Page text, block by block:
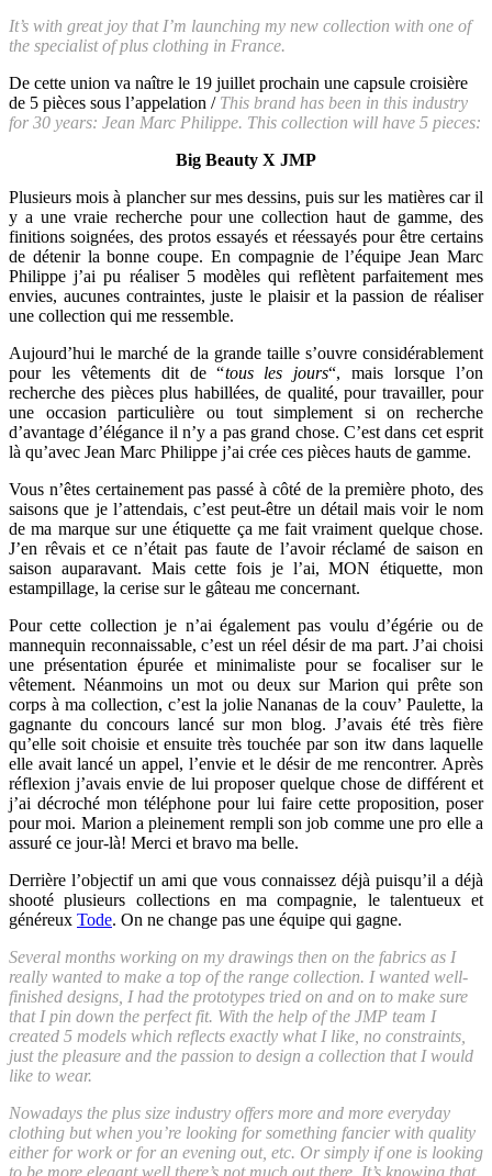
It’s with great joy that I’m launching my new collection with one of
the specialist of plus clothing in France.
De cette union va naître le 19 juillet prochain une capsule croisière
de 5 pièces sous l’appelation /This brand has been in this industry
for 30 years: Jean Marc Philippe. This collection will have 5 pieces:
Big Beauty X JMP
Plusieurs mois à plancher sur mes dessins, puis sur les matières car il
y a une vraie recherche pour une collection haut de gamme, des
finitions soignées, des protos essayés et réessayés pour être certains
de détenir la bonne coupe. En compagnie de l’équipe Jean Marc
Philippe j’ai pu réaliser 5 modèles qui reflètent parfaitement mes
envies, aucunes contraintes, juste le plaisir et la passion de réaliser
une collection qui me ressemble.
Aujourd’hui le marché de la grande taille s’ouvre considérablement
pour les vêtements dit de “tous les jours“, mais lorsque l’on
recherche des pièces plus habillées, de qualité, pour travailler, pour
une occasion particulière ou tout simplement si on recherche
d’avantage d’élégance il n’y a pas grand chose. C’est dans cet esprit
là qu’avec Jean Marc Philippe j’ai crée ces pièces hauts de gamme.
Vous n’êtes certainement pas passé à côté de la première photo, des
saisons que je l’attendais, c’est peut-être un détail mais voir le nom
de ma marque sur une étiquette ça me fait vraiment quelque chose.
J’en rêvais et ce n’était pas faute de l’avoir réclamé de saison en
saison auparavant. Mais cette fois je l’ai, MON étiquette, mon
estampillage, la cerise sur le gâteau me concernant.
Pour cette collection je n’ai également pas voulu d’égérie ou de
mannequin reconnaissable, c’est un réel désir de ma part. J’ai choisi
une présentation épurée et minimaliste pour se focaliser sur le
vêtement. Néanmoins un mot ou deux sur Marion qui prête son
corps à ma collection, c’est la jolie Nananas de la couv’ Paulette, la
gagnante du concours lancé sur mon blog. J’avais été très fière
qu’elle soit choisie et ensuite très touchée par son itw dans laquelle
elle avait lancé un appel, l’envie et le désir de me rencontrer. Après
réflexion j’avais envie de lui proposer quelque chose de différent et
j’ai décroché mon téléphone pour lui faire cette proposition, poser
pour moi. Marion a pleinement rempli son job comme une pro elle a
assuré ce jour-là! Merci et bravo ma belle.
Derrière l’objectif un ami que vous connaissez déjà puisqu’il a déjà
shooté plusieurs collections en ma compagnie, le talentueux et
généreux Tode. On ne change pas une équipe qui gagne.
Several months working on my drawings then on the fabrics as I
really wanted to make a top of the range collection. I wanted well-
finished designs, I had the prototypes tried on and on to make sure
that I pin down the perfect fit. With the help of the JMP team I
created 5 models which reflects exactly what I like, no constraints,
just the pleasure and the passion to design a collection that I would
like to wear.
Nowadays the plus size industry offers more and more everyday
clothing but when you’re looking for something fancier with quality
either for work or for an evening out, etc. Or simply if one is looking